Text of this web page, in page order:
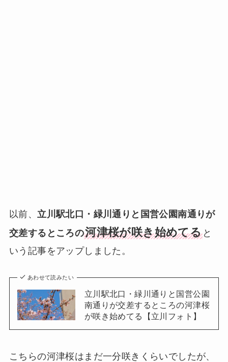
以前、立川駅北口・緑川通りと国営公園南通りが
交差するところの河津桜が咲き始めてる と
いう記事をアップしました。
あわせて読みたい
立川駅北口・緑川通りと国営公園
南通りが交差するところの河津桜
が咲き始めてる【立川フォト】
こちらの河津桜はまだ一分咲きくらいでしたが、